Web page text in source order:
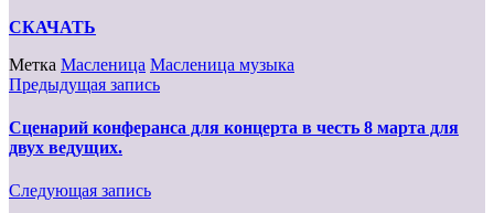
СКАЧАТЬ
Метка Масленица Масленица музыка
Предыдущая запись
Сценарий конферанса для концерта в честь 8 марта для
двух ведущих.
Следующая запись